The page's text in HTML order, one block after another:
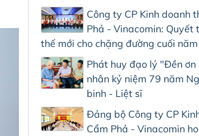
Công ty CP Kinh doanh
Phả - Vinacomin: Quyết
thế mới cho chặng đường cuối
Phát huy đạo lý "Đền
nhân kỷ niệm 79 năm
binh - Liệt sĩ
Đảng bộ Công ty CP
Cẩm Phả - Vinacomin